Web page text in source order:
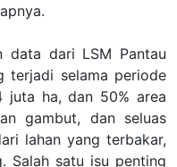
data dari LSM Pantau
terjadi selama periode
juta ha, dan 50% area
gambut, dan seluas
lahan yang terbakar,
Salah satu isu penting